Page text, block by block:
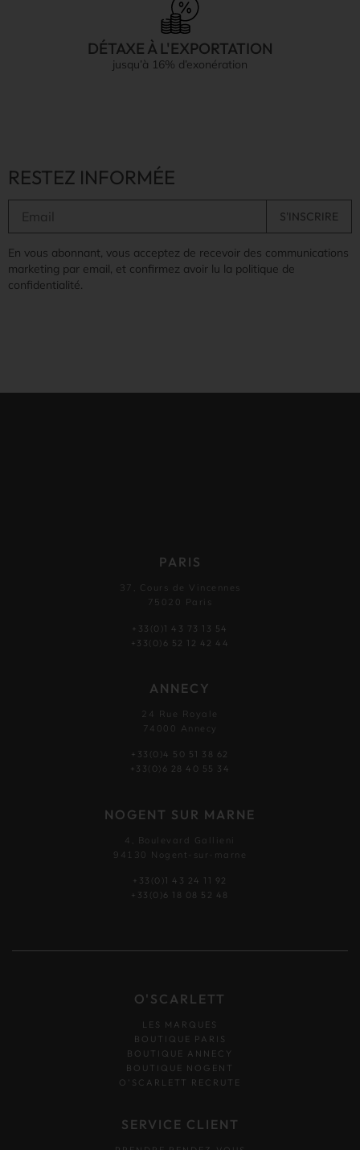
DÉTAXE À L'EXPORTATION
jusqu’à 16% d’exonération
RESTEZ INFORMÉE
En vous abonnant, vous acceptez de recevoir des communications
marketing par email, et confirmez avoir lu la politique de
confidentialité.
PARIS
37, Cours de Vincennes
75020 Paris
+33(0)1 43 73 13 54
+33(0)6 52 12 42 44
ANNECY
24 Rue Royale
74000 Annecy
+33(0)4 50 51 38 62
+33(0)6 28 40 55 34
NOGENT SUR MARNE
4, Boulevard Gallieni
94130 Nogent-sur-marne
+33(0)1 43 24 11 92
+33(0)6 18 08 52 48
O'SCARLETT
LES MARQUES
BOUTIQUE PARIS
BOUTIQUE ANNECY
BOUTIQUE NOGENT
O’SCARLETT RECRUTE
SERVICE CLIENT